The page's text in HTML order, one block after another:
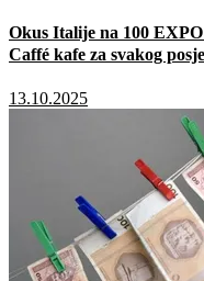
Okus Italije na 100
Caffé kafe za svakog
13.10.2025